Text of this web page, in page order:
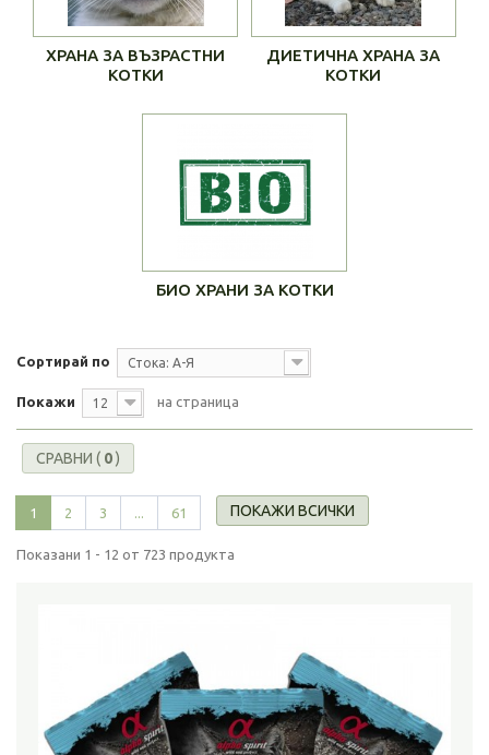
ХРАНА ЗА ВЪЗРАСТНИ
КОТКИ
ДИЕТИЧНА ХРАНА ЗА
КОТКИ
БИО ХРАНИ ЗА КОТКИ
Сортирай по Стока: А-Я
Покажи 12 на страница
СРАВНИ ( 0)
ПОКАЖИ ВСИЧКИ
1 2 3 ... 61
Показани 1 - 12 от 723 продукта